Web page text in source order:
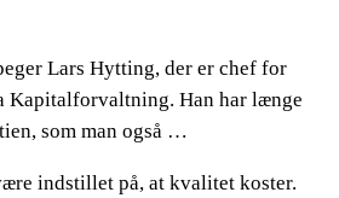
Lars Hytting, der er chef for
Kapitalforvaltning. Han har længe
som man også …
indstillet på, at kvalitet koster.